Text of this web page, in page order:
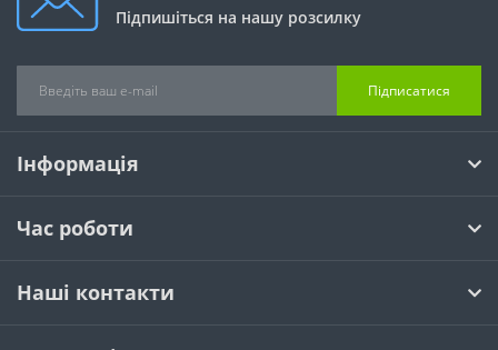
Підпишіться на нашу розсилку
Підписатися
Інформація
Час роботи
Наші контакти